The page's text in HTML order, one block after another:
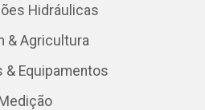
Hidráulicas
& Agricultura
& Equipamentos